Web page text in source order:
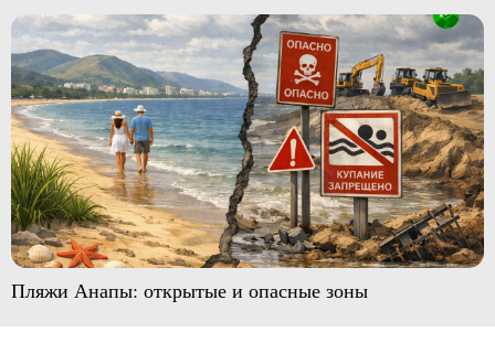
Пляжи Анапы: открытые и опасные зоны